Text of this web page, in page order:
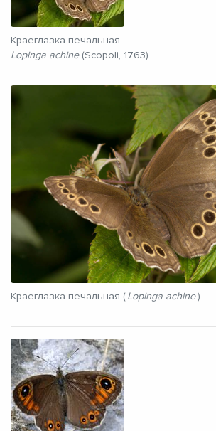
Краеглазка печальная
Lopinga achine(Scopoli, 1763)
Краеглазка печальная (Lopinga achine )